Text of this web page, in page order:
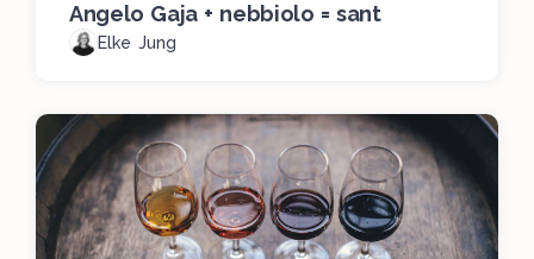
Angelo Gaja + nebbiolo = sant
Elke Jung